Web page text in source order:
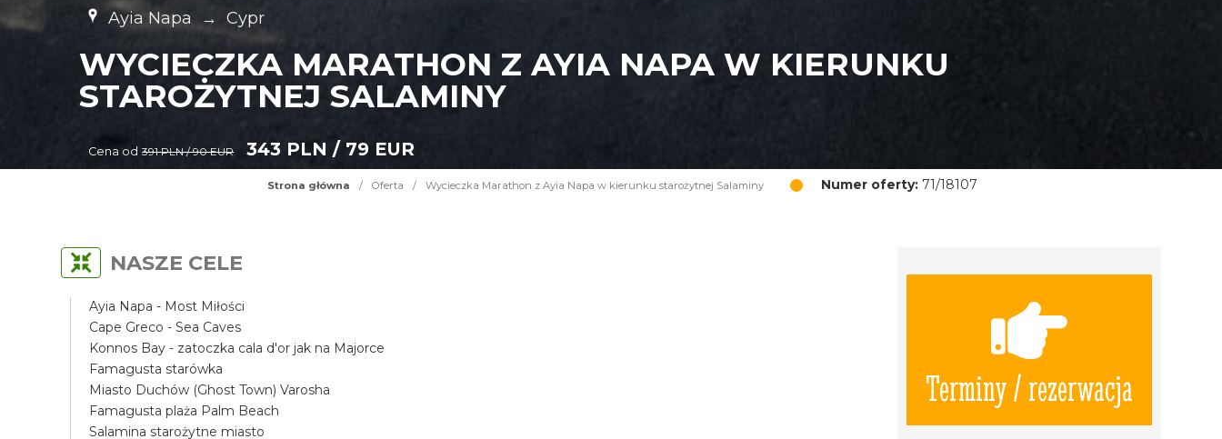
Ayia Napa → Cypr
WYCIECZKA MARATHON Z AYIA NAPA W KIERUNKU
STAROŻYTNEJ SALAMINY
Cena od 391 PLN / 90 EUR 343 PLN / 79 EUR
Strona główna / Oferta / Wycieczka Marathon z Ayia Napa w kierunku starożytnej Salaminy Numer oferty: 71/18107
Terminy / rezerwacja
NASZE CELE
Ayia Napa - Most Miłości
Cape Greco - Sea Caves
Konnos Bay - zatoczka cala d'or jak na Majorce
Famagusta starówka
Miasto Duchów (Ghost Town) Varosha
Famagusta plaża Palm Beach
Salamina starożytne miasto